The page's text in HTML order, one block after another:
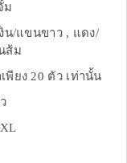
ม
น/แขนขาว , แดง/
ส้ม
พียง 20 ตัว เท่านั้น